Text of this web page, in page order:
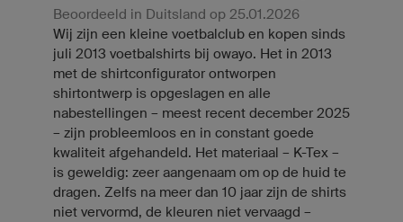
Beoordeeld in Duitsland op 25.01.2026
Wij zijn een kleine voetbalclub en kopen sinds
juli 2013 voetbalshirts bij owayo. Het in 2013
met de shirtconfigurator ontworpen
shirtontwerp is opgeslagen en alle
nabestellingen – meest recent december 2025
– zijn probleemloos en in constant goede
kwaliteit afgehandeld. Het materiaal – K-Tex –
is geweldig: zeer aangenaam om op de huid te
dragen. Zelfs na meer dan 10 jaar zijn de shirts
niet vervormd, de kleuren niet vervaagd –